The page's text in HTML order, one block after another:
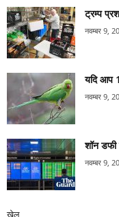
ट्रम्प
नवम्बर 9,
यदि आप
नवम्बर 9,
शॉन डफी
नवम्बर 9,
खेल